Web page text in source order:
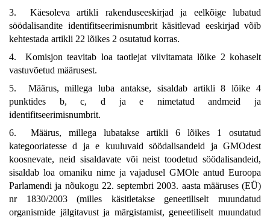
3. Käesoleva artikli rakenduseeskirjad ja eelkõige lubatud
söödalisandite identifitseerimisnumbrit käsitlevad eeskirjad võib
kehtestada artikli 22 lõikes 2 osutatud korras.
4. Komisjon teavitab loa taotlejat viivitamata lõike 2 kohaselt
vastuvõetud määrusest.
5. Määrus, millega luba antakse, sisaldab artikli 8 lõike 4
punktides b, c, d ja e nimetatud andmeid ja
identifitseerimisnumbrit.
6. Määrus, millega lubatakse artikli 6 lõikes 1 osutatud
kategooriatesse d ja e kuuluvaid söödalisandeid ja GMOdest
koosnevate, neid sisaldavate või neist toodetud söödalisandeid,
sisaldab loa omaniku nime ja vajadusel GMOle antud Euroopa
Parlamendi ja nõukogu 22. septembri 2003. aasta määruses (EÜ)
nr 1830/2003 (milles käsitletakse geneetiliselt muundatud
organismide jälgitavust ja märgistamist, geneetiliselt muundatud